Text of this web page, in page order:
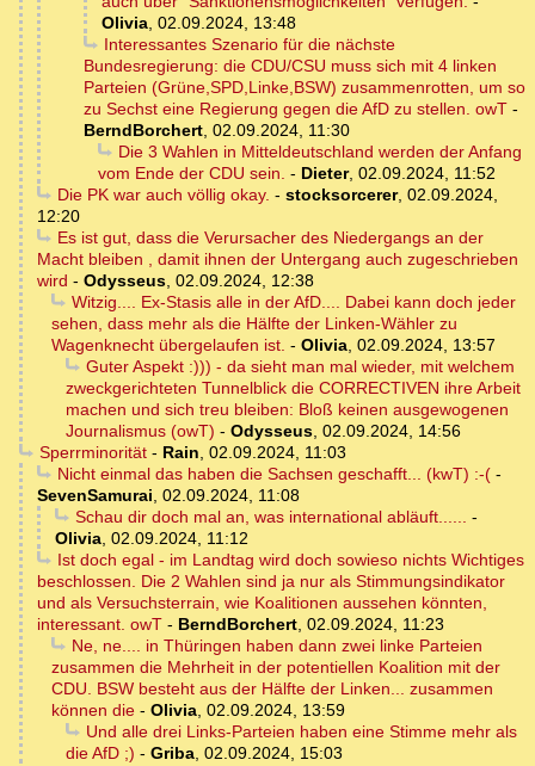
Olivia, 02.09.2024, 13:48
Interessantes Szenario für die nächste
Bundesregierung: die CDU/CSU muss sich mit 4 linken
Parteien (Grüne,SPD,Linke,BSW) zusammenrotten, um so
zu Sechst eine Regierung gegen die AfD zu stellen. owT -
BerndBorchert, 02.09.2024, 11:30
Die 3 Wahlen in Mitteldeutschland werden der Anfang
vom Ende der CDU sein. - Dieter, 02.09.2024, 11:52
Die PK war auch völlig okay. - stocksorcerer, 02.09.2024,
12:20
Es ist gut, dass die Verursacher des Niedergangs an der
Macht bleiben , damit ihnen der Untergang auch zugeschrieben
wird - Odysseus, 02.09.2024, 12:38
Witzig.... Ex-Stasis alle in der AfD.... Dabei kann doch jeder
sehen, dass mehr als die Hälfte der Linken-Wähler zu
Wagenknecht übergelaufen ist. - Olivia, 02.09.2024, 13:57
Guter Aspekt :))) - da sieht man mal wieder, mit welchem
zweckgerichteten Tunnelblick die CORRECTIVEN ihre Arbeit
machen und sich treu bleiben: Bloß keinen ausgewogenen
Journalismus (owT) - Odysseus, 02.09.2024, 14:56
Sperrminorität- Rain, 02.09.2024, 11:03
Nicht einmal das haben die Sachsen geschafft... (kwT) :-(-
SevenSamurai, 02.09.2024, 11:08
Schau dir doch mal an, was international abläuft...... -
Olivia, 02.09.2024, 11:12
Ist doch egal - im Landtag wird doch sowieso nichts Wichtiges
beschlossen. Die 2 Wahlen sind ja nur als Stimmungsindikator
und als Versuchsterrain, wie Koalitionen aussehen könnten,
interessant. owT - BerndBorchert, 02.09.2024, 11:23
Ne, ne.... in Thüringen haben dann zwei linke Parteien
zusammen die Mehrheit in der potentiellen Koalition mit der
CDU. BSW besteht aus der Hälfte der Linken... zusammen
können die - Olivia, 02.09.2024, 13:59
Und alle drei Links-Parteien haben eine Stimme mehr als
die AfD ;) - Griba, 02.09.2024, 15:03